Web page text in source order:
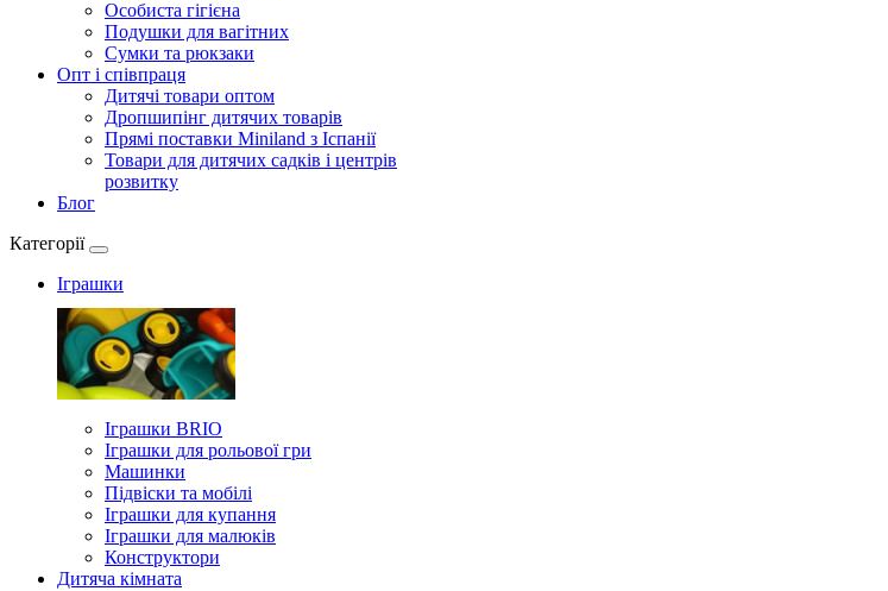
Особиста гігієна
Подушки для вагітних
Сумки та рюкзаки
Опт і співпраця
Дитячі товари оптом
Дропшипінг дитячих товарів
Прямі поставки Miniland з Іспанії
Товари для дитячих садків і центрів
розвитку
Блог
Категорії
Іграшки
Іграшки BRIO
Іграшки для рольової гри
Машинки
Підвіски та мобілі
Іграшки для купання
Іграшки для малюків
Конструктори
Дитяча кімната